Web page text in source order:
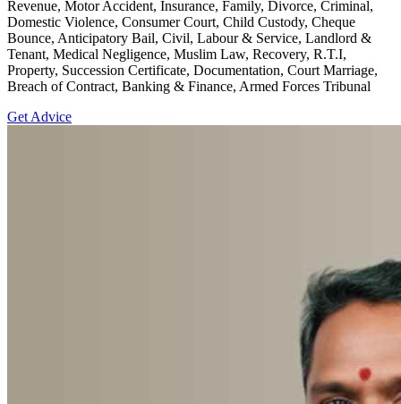
Revenue, Motor Accident, Insurance, Family, Divorce, Criminal,
Domestic Violence, Consumer Court, Child Custody, Cheque
Bounce, Anticipatory Bail, Civil, Labour & Service, Landlord &
Tenant, Medical Negligence, Muslim Law, Recovery, R.T.I,
Property, Succession Certificate, Documentation, Court Marriage,
Breach of Contract, Banking & Finance, Armed Forces Tribunal
Get Advice